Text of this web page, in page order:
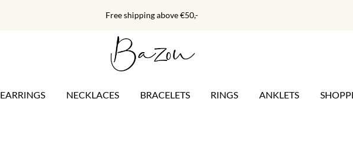
Free shipping above €50,-
EARRINGS NECKLACES BRACELETS RINGS ANKLETS